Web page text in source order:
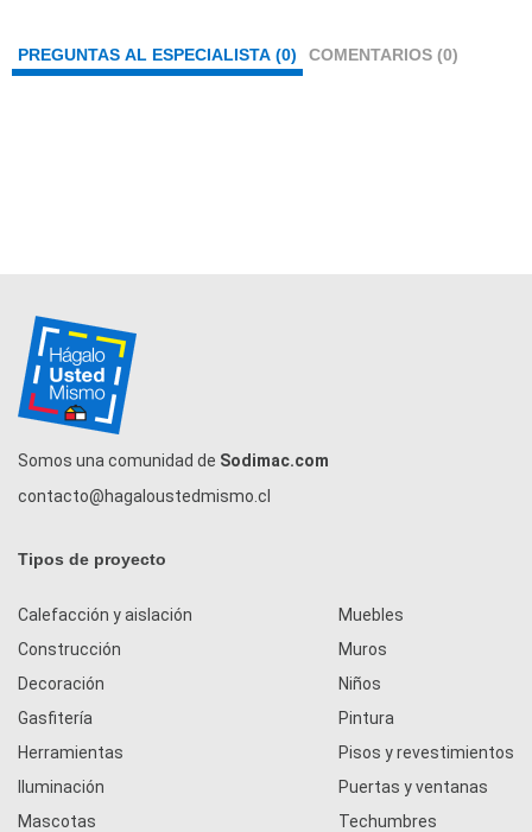
PREGUNTAS AL ESPECIALISTA (0) COMENTARIOS (0)
Somos una comunidad de Sodimac.com
contacto@hagaloustedmismo.cl
Tipos de proyecto
Calefacción y aislación
Construcción
Decoración
Gasfitería
Herramientas
Iluminación
Mascotas
Muebles
Muros
Niños
Pintura
Pisos y revestimientos
Puertas y ventanas
Techumbres